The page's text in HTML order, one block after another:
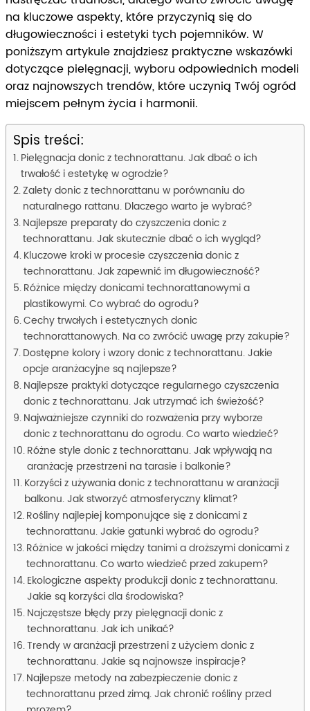
na kluczowe aspekty, które przyczynią się do
długowieczności i estetyki tych pojemników. W
poniższym artykule znajdziesz praktyczne wskazówki
dotyczące pielęgnacji, wyboru odpowiednich modeli
oraz najnowszych trendów, które uczynią Twój ogród
miejscem pełnym życia i harmonii.
Spis treści:
Pielęgnacja donic z technorattanu. Jak dbać o ich
trwałość i estetykę w ogrodzie?
Zalety donic z technorattanu w porównaniu do
naturalnego rattanu. Dlaczego warto je wybrać?
Najlepsze preparaty do czyszczenia donic z
technorattanu. Jak skutecznie dbać o ich wygląd?
Kluczowe kroki w procesie czyszczenia donic z
technorattanu. Jak zapewnić im długowieczność?
Różnice między donicami technorattanowymi a
plastikowymi. Co wybrać do ogrodu?
Cechy trwałych i estetycznych donic
technorattanowych. Na co zwrócić uwagę przy zakupie?
Dostępne kolory i wzory donic z technorattanu. Jakie
opcje aranżacyjne są najlepsze?
Najlepsze praktyki dotyczące regularnego czyszczenia
donic z technorattanu. Jak utrzymać ich świeżość?
Najważniejsze czynniki do rozważenia przy wyborze
donic z technorattanu do ogrodu. Co warto wiedzieć?
Różne style donic z technorattanu. Jak wpływają na
aranżację przestrzeni na tarasie i balkonie?
Korzyści z używania donic z technorattanu w aranżacji
balkonu. Jak stworzyć atmosferyczny klimat?
Rośliny najlepiej komponujące się z donicami z
technorattanu. Jakie gatunki wybrać do ogrodu?
Różnice w jakości między tanimi a droższymi donicami z
technorattanu. Co warto wiedzieć przed zakupem?
Ekologiczne aspekty produkcji donic z technorattanu.
Jakie są korzyści dla środowiska?
Najczęstsze błędy przy pielęgnacji donic z
technorattanu. Jak ich unikać?
Trendy w aranżacji przestrzeni z użyciem donic z
technorattanu. Jakie są najnowsze inspiracje?
Najlepsze metody na zabezpieczenie donic z
technorattanu przed zimą. Jak chronić rośliny przed